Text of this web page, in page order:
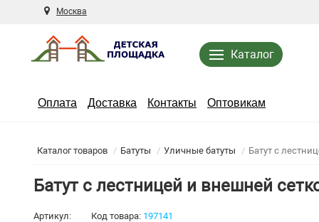
Москва
Каталог
Оплата Доставка Контакты Оптовикам
Каталог товаров Батуты Уличные батуты Батут с
Батут с лестницей и внешней
Артикул: Код товара: 197141